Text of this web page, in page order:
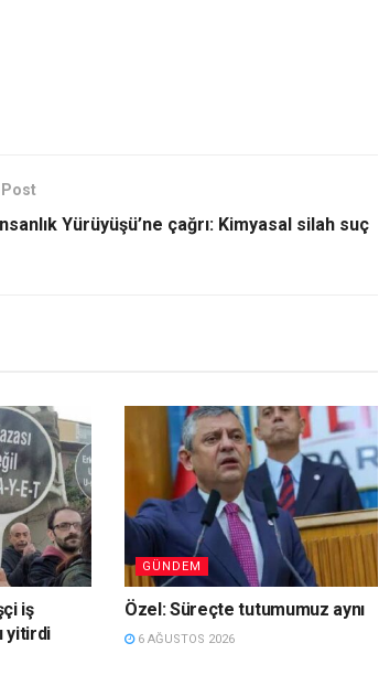
Post
Yürüyüşü’ne çağrı: Kimyasal silah suç
iş
yitirdi
GÜNDEM
Özel: Süreçte tutumumuz aynı
6 AĞUSTOS 2026